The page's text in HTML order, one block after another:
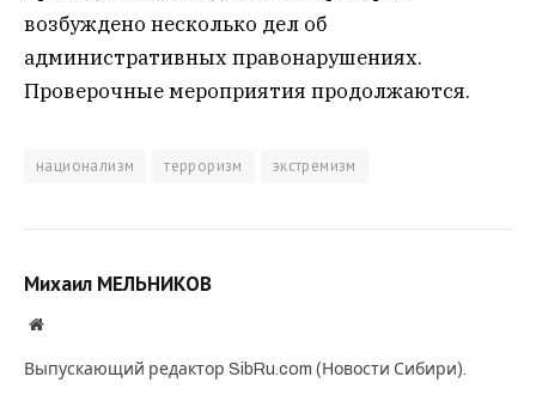
возбуждено несколько дел об
административных правонарушениях.
Проверочные мероприятия продолжаются.
национализм терроризм экстремизм
Михаил МЕЛЬНИКОВ
Website
Выпускающий редактор SibRu.com (Новости Сибири).